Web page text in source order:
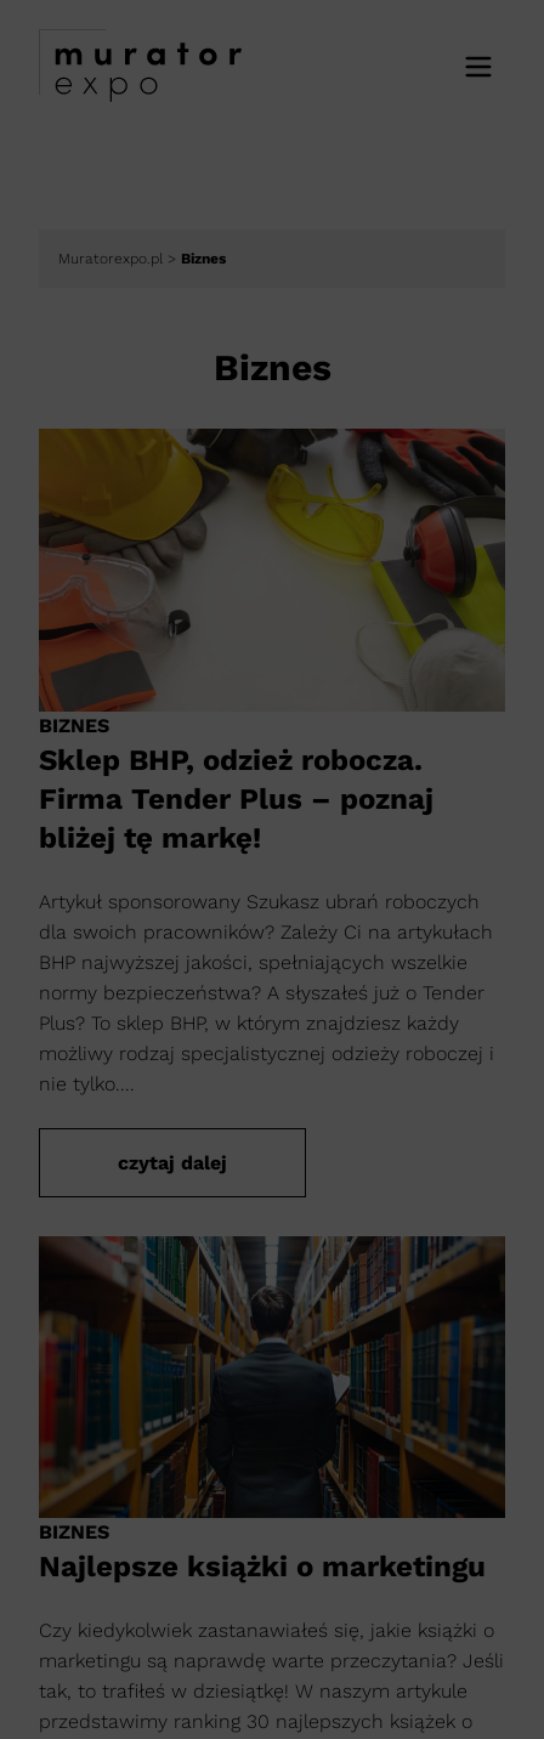
Muratorexpo.pl > Biznes
Biznes
BIZNES
Sklep BHP, odzież robocza.
Firma Tender Plus – poznaj
bliżej tę markę!
Artykuł sponsorowany Szukasz ubrań roboczych
dla swoich pracowników? Zależy Ci na artykułach
BHP najwyższej jakości, spełniających wszelkie
normy bezpieczeństwa? A słyszałeś już o Tender
Plus? To sklep BHP, w którym znajdziesz każdy
możliwy rodzaj specjalistycznej odzieży roboczej i
nie tylko....
czytaj dalej
BIZNES
Najlepsze książki o marketingu
Czy kiedykolwiek zastanawiałeś się, jakie książki o
marketingu są naprawdę warte przeczytania? Jeśli
tak, to trafiłeś w dziesiątkę! W naszym artykule
przedstawimy ranking 30 najlepszych książek o